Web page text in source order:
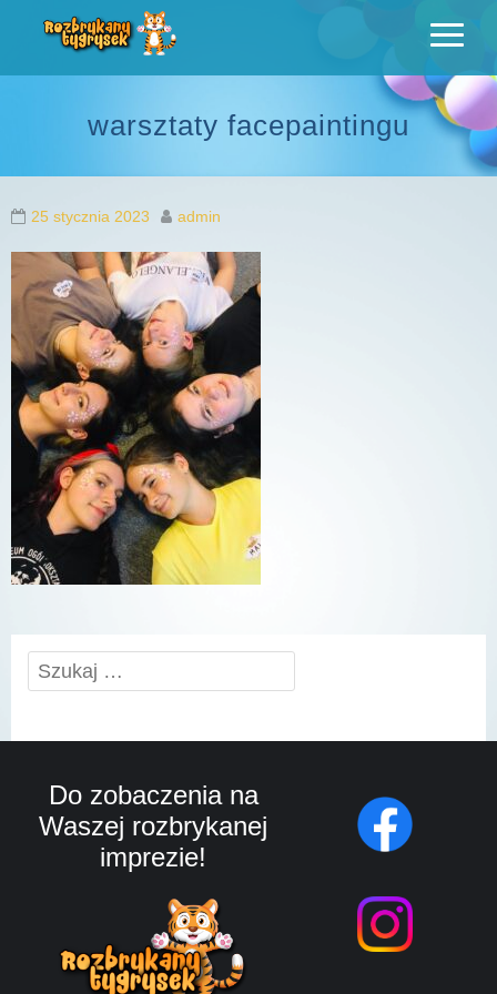
Rozbrykany
Tygrysek
Profesjonalne animacje urodzinowe dla dzieci
warsztaty facepaintingu
25 stycznia 2023 admin
Szukaj:
Do zobaczenia na
Waszej rozbrykanej
imprezie!